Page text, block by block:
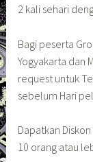
2 kali sehari
Bagi peserta
Yogyakarta dan
request untuk
sebelum Hari
Dapatkan
10 orang atau